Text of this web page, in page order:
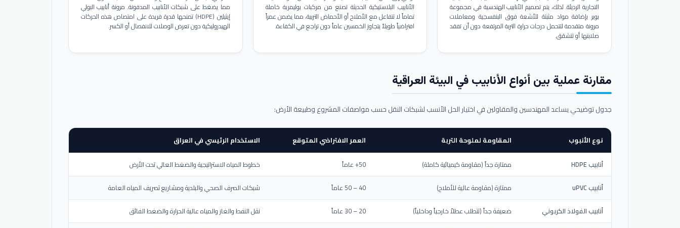
التجارية الرديئة. لذلك، يتم تصميم الأنابيب الهندسية في مجموعة
بوير بإضافة مواد مثبتة للأشعة فوق البنفسجية ومعاملات
مرونة متقدمة لتتحمل درجات حرارة التربة المرتفعة دون أن تفقد
صلابتها أو تتشقق.
الأنابيب البلاستيكية الحديثة تصنع من مركبات بوليمرية خاملة
تماماً لا تتفاعل مع الأملاح أو الأحماض التربية، مما يضمن عمراً
افتراضياً طويلاً يتجاوز الخمسين عاماً دون تراجع في الكفاءة.
مما يضغط على شبكات الأنابيب المدفونة. مرونة أنابيب البولي
إيثيلين (HDPE) تمنحها قدرة فريدة على امتصاص هذه الحركات
الهيدروليكية دون تعرض الوصلات للانفصال أو الكسر.
مقارنة عملية بين أنواع الأنابيب في البيئة العراقية
جدول توضيحي يساعد المهندسين والمقاولين في اختيار الحل الأنسب لشبكات النقل حسب مواصفات المشروع وطبيعة الأرض:
نوع الأنبوب المقاومة لملوحة التربة العمر الافتراضي المتوقع الاستخدام الرئيسي في العراق
أنابيب HDPE ممتازة جداً (مقاومة كيميائية كاملة) 50+ عاماً
خطوط المياه الاستراتيجية والضغط العالي تحت الأرض
أنابيب uPVC
ممتازة (مقاومة عالية للأملاح) 40 – 50 عاماً
شبكات الصرف الصحي والبلدية ومشاريع تصريف المياه العامة
أنابيب الفولاذ الكربوني
ضعيفة جداً (تتطلب عطلاً خارجياً وداخلياً) 20 – 30 عاماً
نقل النفط والغاز والمياه عالية الحرارة والضغط الفائق